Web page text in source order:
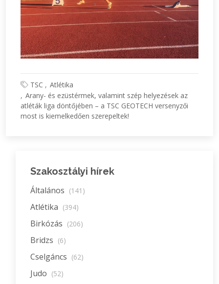
TSC
Atlétika
Arany- és ezüstérmek, valamint szép helyezések az
atléták liga döntőjében – a TSC GEOTECH versenyzői
most is kiemelkedően szerepeltek!
Szakosztályi hírek
Általános (141)
Atlétika (394)
Birkózás (206)
Bridzs (6)
Cselgáncs (62)
Judo (52)